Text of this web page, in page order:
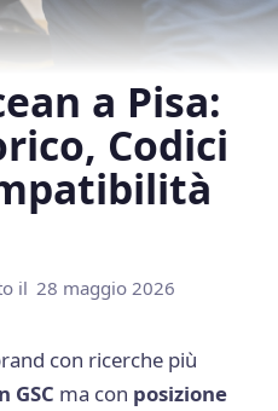
a Pisa:
Codici
il 28 maggio 2026
con ricerche più
GSC ma con posizione